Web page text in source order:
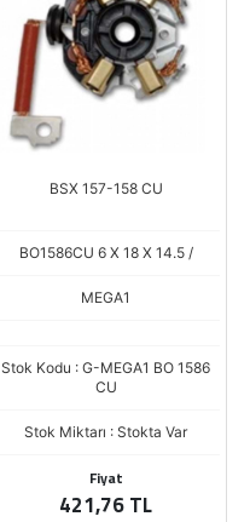
BSX 157-158 CU
BO1586CU 6 X 18 X 14.5 /
MEGA1
Stok Kodu : G-MEGA1 BO 1586
CU
Stok Miktarı : Stokta Var
Fiyat
421,76 TL